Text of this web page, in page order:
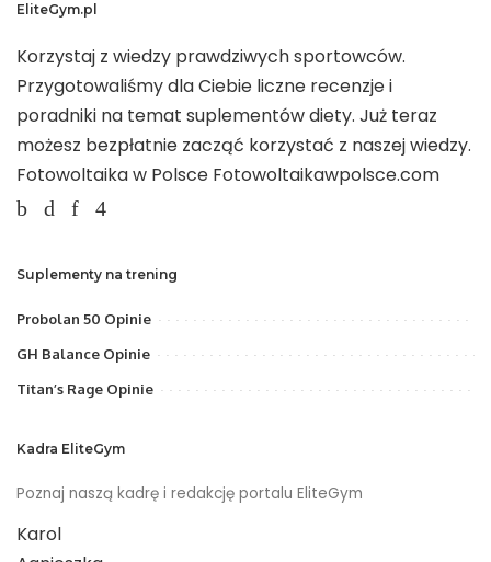
EliteGym.pl
Korzystaj z wiedzy prawdziwych sportowców.
Przygotowaliśmy dla Ciebie liczne recenzje i
poradniki na temat suplementów diety. Już teraz
możesz bezpłatnie zacząć korzystać z naszej wiedzy.
Fotowoltaika w Polsce Fotowoltaikawpolsce.com
Suplementy na trening
Probolan 50 Opinie
GH Balance Opinie
Titan’s Rage Opinie
Kadra EliteGym
Poznaj naszą kadrę i redakcję portalu EliteGym
Karol